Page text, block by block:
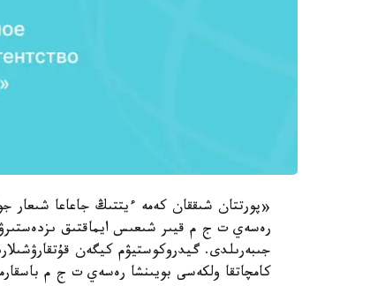
«پورتتان شىققان كەمە ءيتتىڭ جاعاعا شىعار
رەسەي ت ج م قيىر شىعىس ايماقتىق
جىبەرىلدى. گيدروكوستيۋم كيگەن
كامچاتقا ولكەسى بويىنشا رەسەي ت ج م